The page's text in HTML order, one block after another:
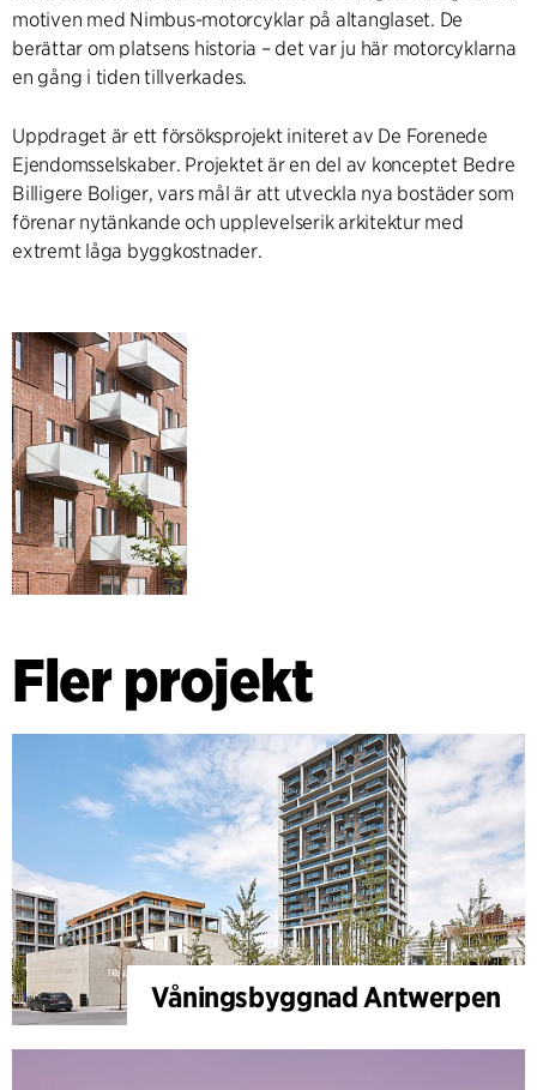
motiven med Nimbus-motorcyklar på altanglaset. De
berättar om platsens historia – det var ju här motorcyklarna
en gång i tiden tillverkades.
Uppdraget är ett försöksprojekt initeret av De Forenede
Ejendomsselskaber. Projektet är en del av konceptet Bedre
Billigere Boliger, vars mål är att utveckla nya bostäder som
förenar nytänkande och upplevelserik arkitektur med
extremt låga byggkostnader.
Fler projekt
Våningsbyggnad Antwerpen